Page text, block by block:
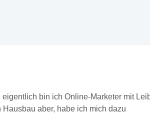
bin ich Online-Marketer mit
aber, habe ich mich dazu